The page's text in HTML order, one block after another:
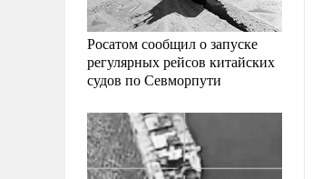
Росатом сообщил о запуске
регулярных рейсов китайских
судов по Севморпути